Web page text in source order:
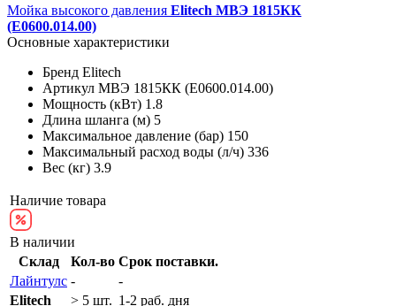
Мойка высокого давления Elitech МВЭ 1815КК
(E0600.014.00)
Основные характеристики
Бренд Elitech
Артикул МВЭ 1815КК (E0600.014.00)
Мощность (кВт) 1.8
Длина шланга (м) 5
Максимальное давление (бар) 150
Максимальный расход воды (л/ч) 336
Вес (кг) 3.9
Наличие товара
В наличии
Склад
Кол-во Срок поставки.
Лайнтулс -
-
Elitech
> 5 шт. 1-2 раб. дня